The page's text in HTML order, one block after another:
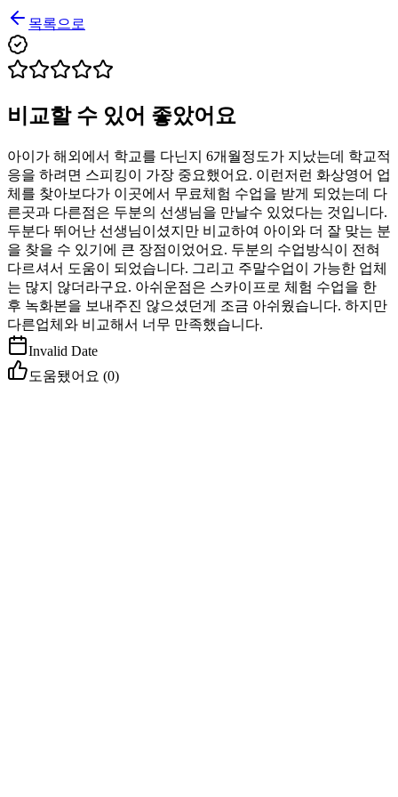
목록으로
비교할 수 있어 좋았어요
아이가 해외에서 학교를 다닌지 6개월정도가 지났는데 학교적
응을 하려면 스피킹이 가장 중요했어요. 이런저런 화상영어 업
체를 찾아보다가 이곳에서 무료체험 수업을 받게 되었는데 다
른곳과 다른점은 두분의 선생님을 만날수 있었다는 것입니다.
두분다 뛰어난 선생님이셨지만 비교하여 아이와 더 잘 맞는 분
을 찾을 수 있기에 큰 장점이었어요. 두분의 수업방식이 전혀
다르셔서 도움이 되었습니다. 그리고 주말수업이 가능한 업체
는 많지 않더라구요. 아쉬운점은 스카이프로 체험 수업을 한
후 녹화본을 보내주진 않으셨던게 조금 아쉬웠습니다. 하지만
다른업체와 비교해서 너무 만족했습니다.
Invalid Date
도움됐어요 (0)